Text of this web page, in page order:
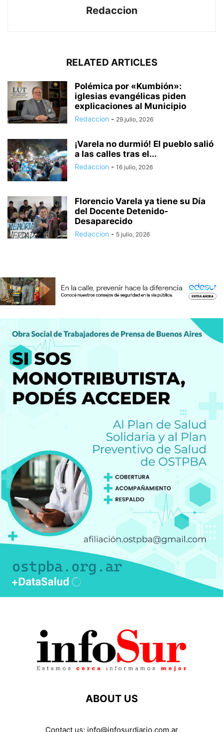
Redaccion
RELATED ARTICLES
Polémica por «Kumbión»:
iglesias evangélicas piden
explicaciones al Municipio
Redaccion - 29 julio, 2026
¡Varela no durmió! El pueblo salió
a las calles tras el...
Redaccion - 16 julio, 2026
Florencio Varela ya tiene su Día
del Docente Detenido-
Desaparecido
Redaccion - 5 julio, 2026
ABOUT US
Contact us: info@infosurdiario.com.ar